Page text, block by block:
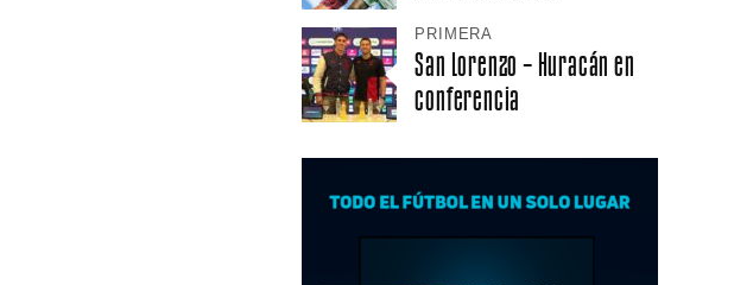
PRIMERA
San Lorenzo – Huracán en
conferencia